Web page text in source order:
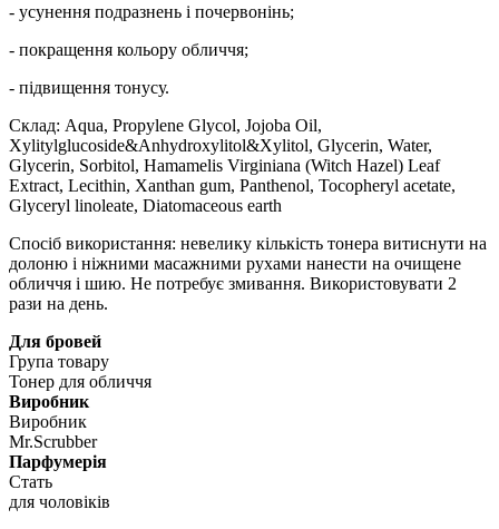
- усунення подразнень і почервонінь;
- покращення кольору обличчя;
- підвищення тонусу.
Склад: Aqua, Propylene Glycol, Jojoba Oil,
Xylitylglucoside&Anhydroxylitol&Xylitol, Glycerin, Water,
Glycerin, Sorbitol, Hamamelis Virginiana (Witch Hazel) Leaf
Extract, Lecithin, Xanthan gum, Panthenol, Tocopheryl acetate,
Glyceryl linoleate, Diatomaceous earth
Спосіб використання: невелику кількість тонера витиснути на
долоню і ніжними масажними рухами нанести на очищене
обличчя і шию. Не потребує змивання. Використовувати 2
рази на день.
Для бровей
Група товару
Тонер для обличчя
Виробник
Виробник
Mr.Scrubber
Парфумерія
Стать
для чоловіків